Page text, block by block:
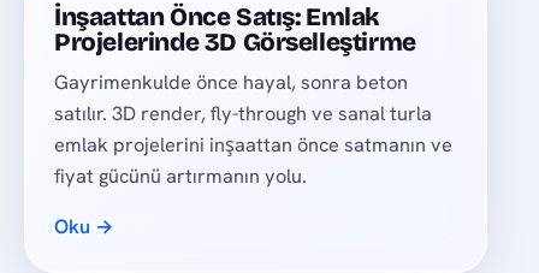
İnşaattan Önce Satış: Emlak
Projelerinde 3D Görselleştirme
Gayrimenkulde önce hayal, sonra beton
satılır. 3D render, fly-through ve sanal turla
emlak projelerini inşaattan önce satmanın ve
fiyat gücünü artırmanın yolu.
Oku →